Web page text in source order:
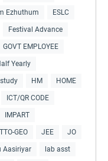
Ezhuthum ESLC
Festival Advance
GOVT EMPLOYEE
Yearly
HM HOME
ICT/QR CODE
IMPART
GEO JEE JO
Aasiriyar lab asst